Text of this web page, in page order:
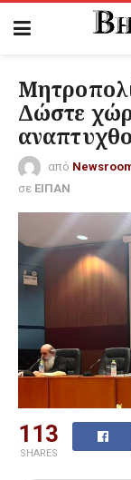
Δώστε
από
σε ΕΙΠΑΝ
113
SHARES